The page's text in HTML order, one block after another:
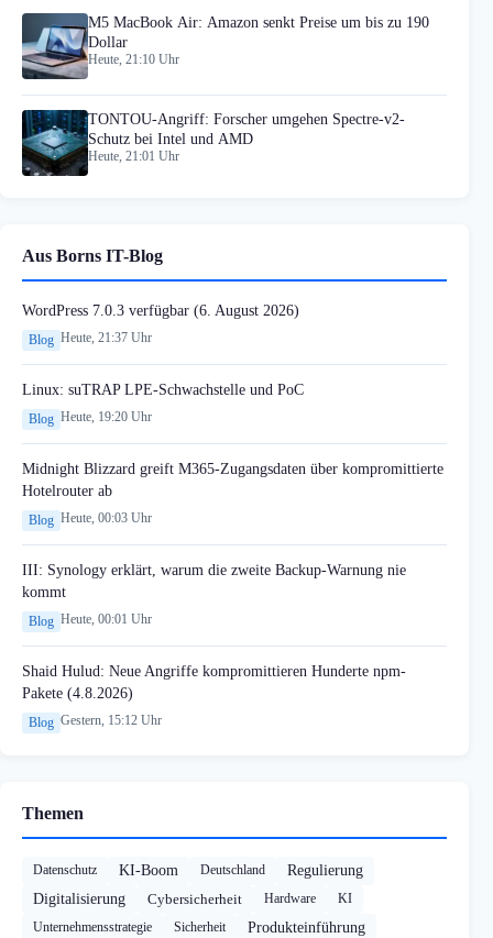
M5 MacBook Air: Amazon senkt Preise um bis zu 190
Dollar
Heute, 21:10 Uhr
TONTOU-Angriff: Forscher umgehen Spectre-v2-
Schutz bei Intel und AMD
Heute, 21:01 Uhr
Aus Borns IT-Blog
WordPress 7.0.3 verfügbar (6. August 2026)
Blog Heute, 21:37 Uhr
Linux: suTRAP LPE-Schwachstelle und PoC
Blog Heute, 19:20 Uhr
Midnight Blizzard greift M365-Zugangsdaten über kompromittierte
Hotelrouter ab
Blog Heute, 00:03 Uhr
III: Synology erklärt, warum die zweite Backup-Warnung nie
kommt
Blog Heute, 00:01 Uhr
Shaid Hulud: Neue Angriffe kompromittieren Hunderte npm-
Pakete (4.8.2026)
Blog Gestern, 15:12 Uhr
Themen
Datenschutz KI-Boom Deutschland
Regulierung
Digitalisierung
Cybersicherheit Hardware
KI
Unternehmensstrategie
Sicherheit Produkteinführung